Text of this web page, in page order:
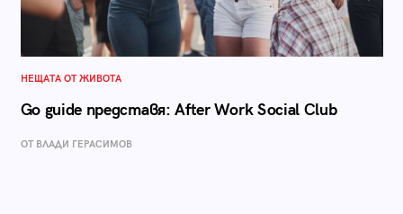
НЕЩАТА ОТ ЖИВОТА
Go guide представя: After Work Social Club
ОТ ВЛАДИ ГЕРАСИМОВ